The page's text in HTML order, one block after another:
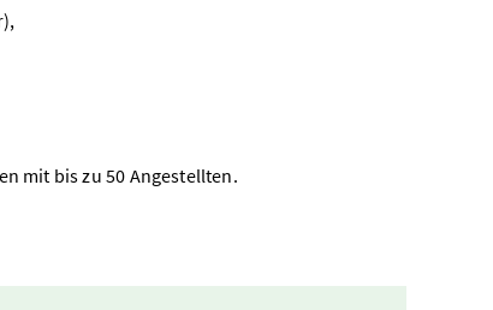
mit bis zu 50 Angestellten.